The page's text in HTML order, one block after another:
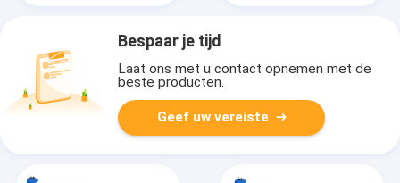
Bespaar je tijd
Laat ons met u contact opnemen met de
beste producten.
Geef uw vereiste